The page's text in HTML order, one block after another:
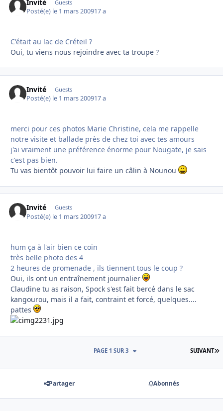
Invité Guests
Posté(e) le 1 mars 200917 a
C'était au lac de Créteil ?
Oui, tu viens nous rejoindre avec ta troupe ?
Invité Guests
Posté(e) le 1 mars 200917 a
merci pour ces photos Marie Christine, cela me rappelle
notre visite et ballade près de chez toi avec tes amours
j'ai vraiment une préférence énorme pour Nougate, je sais
c'est pas bien.
Tu vas bientôt pouvoir lui faire un câlin à Nounou
Invité Guests
Posté(e) le 1 mars 200917 a
hum ça à l'air bien ce coin
très belle photo des 4
2 heures de promenade , ils tiennent tous le coup ?
Oui, ils ont un entraînement journalier
Claudine tu as raison, Spock s'est fait bercé dans le sac
kangourou, mais il a fait, contraint et forcé, quelques....
pattes
SUIVANT
PAGE 1 SUR 3
Partager Abonnés